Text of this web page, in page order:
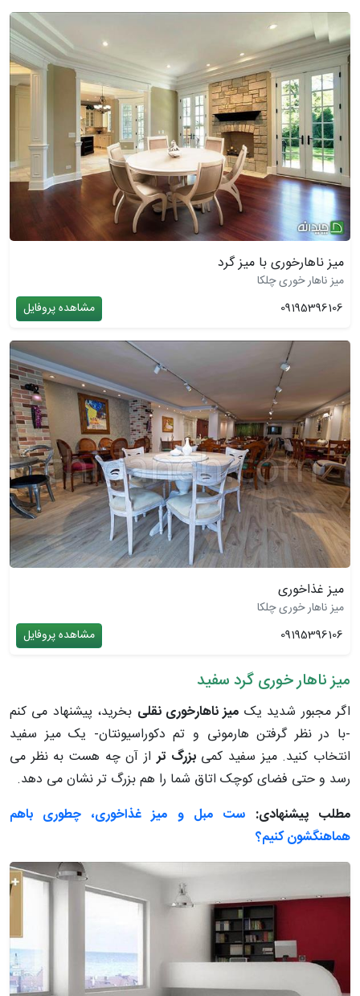
میز ناهارخوری با میز گرد
میز ناهار خوری چلکا
09195396106
مشاهده پروفایل
میز غذاخوری
میز ناهار خوری چلکا
09195396106
مشاهده پروفایل
میز ناهار خوری گرد سفید
اگر مجبور شدید یک میز ناهارخوری نقلی بخرید، پیشنهاد می کنم
-با در نظر گرفتن هارمونی و تم دکوراسیونتان- یک میز سفید
انتخاب کنید. میز سفید کمیبزرگ تراز آن چه هست به نظر می
رسد و حتی فضای کوچک اتاق شما را هم بزرگ تر نشان می دهد.
مطلب پیشنهادی: ست مبل و میز غذا‌خوری، چطوری باهم
هماهنگشون کنیم؟